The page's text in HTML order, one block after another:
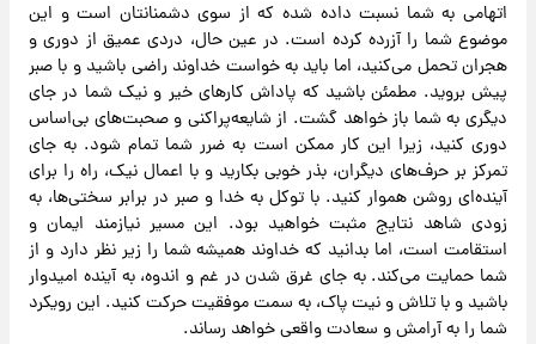
اتهامی به شما نسبت داده شده که از سوی دشمنانتان است و این
موضوع شما را آزرده کرده است. در عین حال، دردی عمیق از دوری و
هجران تحمل می‌کنید، اما باید به خواست خداوند راضی باشید و با صبر
پیش بروید. مطمئن باشید که پاداش کارهای خیر و نیک شما در جای
دیگری به شما باز خواهد گشت. از شایعه‌پراکنی و صحبت‌های بی‌اساس
دوری کنید، زیرا این کار ممکن است به ضرر شما تمام شود. به جای
تمرکز بر حرف‌های دیگران، بذر خوبی بکارید و با اعمال نیک، راه را برای
آینده‌ای روشن هموار کنید. با توکل به خدا و صبر در برابر سختی‌ها، به
زودی شاهد نتایج مثبت خواهید بود. این مسیر نیازمند ایمان و
استقامت است، اما بدانید که خداوند همیشه شما را زیر نظر دارد و از
شما حمایت می‌کند. به جای غرق شدن در غم و اندوه، به آینده امیدوار
باشید و با تلاش و نیت پاک، به سمت موفقیت حرکت کنید. این رویکرد
شما را به آرامش و سعادت واقعی خواهد رساند.